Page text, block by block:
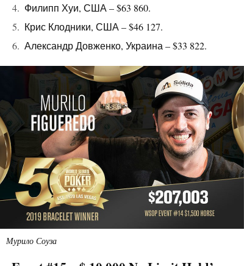
Филипп Хуи, США – $63 860.
Крис Клодники, США – $46 127.
Александр Довженко, Украина – $33 822.
Мурило Соуза